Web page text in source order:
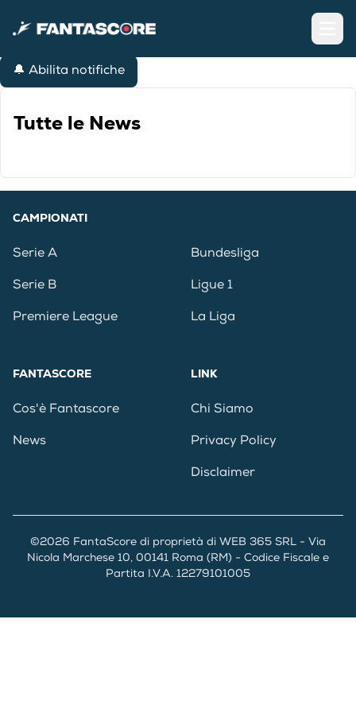
🔔 Abilita notifiche
Tutte le News
CAMPIONATI
Serie A
Serie B
Premiere League
Bundesliga
Ligue 1
La Liga
FANTASCORE
Cos'è Fantascore
News
LINK
Chi Siamo
Privacy Policy
Disclaimer
©2026 FantaScore di proprietà di WEB 365 SRL - Via
Nicola Marchese 10, 00141 Roma (RM) - Codice Fiscale e
Partita I.V.A. 12279101005